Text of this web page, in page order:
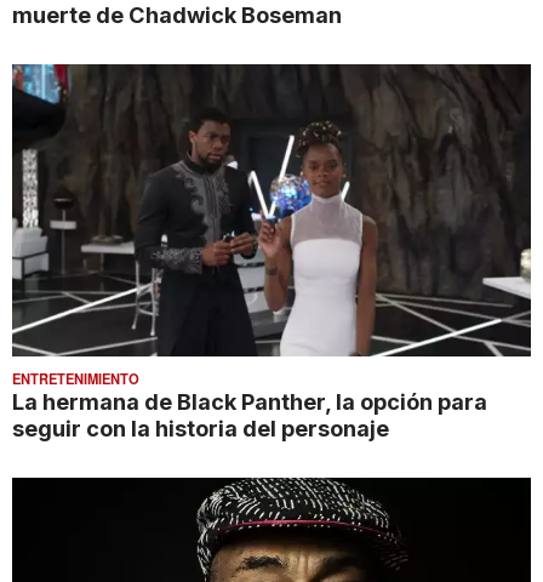
muerte de Chadwick Boseman
ENTRETENIMIENTO
La hermana de Black Panther, la opción para
seguir con la historia del personaje